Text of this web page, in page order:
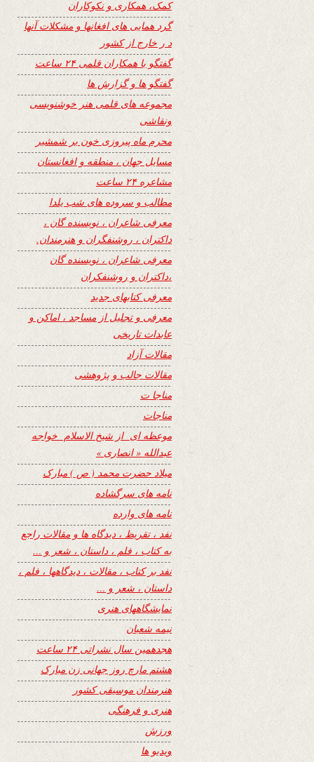
کمک، همکاری و نکوکاران
گرد همایی های افغانها و مشکلات آنها
د ر خارج از کشور
گفتگو با همکاران قلمی ۲۴ ساعت
گفتگو ها و گزارش ها
مجموعه های قلمی هنر خوشنویسی
ونقاشی
محرم ماه پیروزی خون بر شمشیر
مسایل جهان ، منطقه و افغانستان
مشاعره ۲۴ ساعت
مطالب و سروده های شب یلدا
معرفی شاعران ، نویسنده گان ،
داکتران ، روشنفگران و هنرمندان.
معرفی شاعران ، نویسنده گان
،داکتران و روشنفکران
معرفی کتابهای جدید
معرفی و تجلیل از مساجد ، اماکن و
عابدات تاریخی
مقالات آزاد
مقالات جالب و پژوهشی
مناجا ت
مناجات
موعظه ای از شیخ الاسلام خواجه
عبدالله « انصاری »
میلاد حضرت محمد ( ص ) مبارک
نامه های سرگشاده
نامه های وارده
نفد ، تقریظ ، دیدگاه ها و مقالات راجع
به کتاب ، فلم ، داستان ، شعر و …
نفد بر کتاب ، مقالات ، دیدگاهها ، فلم ،
داستان ، شعر و …
نمایشگاههای هنری
نیمه شعبان
هجدهمین سال نشراتی ۲۴ ساعت
هشتم مارچ روز جهانی زن مبارک
هنرمندان موسیقی کشور
هنری و فرهنگی
ورزش
ویدیو ها